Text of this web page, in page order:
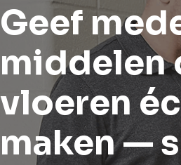
Geef
middelen
vloeren
maken —